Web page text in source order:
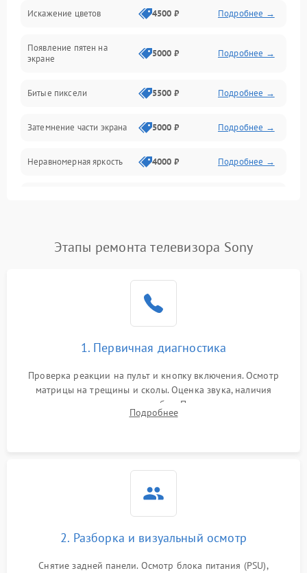
Звук и аудиосистема
Сигнал и приём каналов
Механические повреждения
Программное обеспечение
Сеть и подключения
Искажение цветов 4500 ₽ Подробнее →
Появление пятен на
экране
5000 ₽ Подробнее →
Битые пиксели 5500 ₽ Подробнее →
Затемнение части экрана 5000 ₽ Подробнее →
Неравномерная яркость 4000 ₽ Подробнее →
Этапы ремонта телевизора Sony
1. Первичная диагностика
Проверка реакции на пульт и кнопку включения. Осмотр
матрицы на трещины и сколы. Оценка звука, наличия
подсветки и индикаторов ошибок. Подключение тестовых
источников сигнала для выявления симптомов поломки.
Подробнее
2. Разборка и визуальный осмотр
Снятие задней панели. Осмотр блока питания (PSU),